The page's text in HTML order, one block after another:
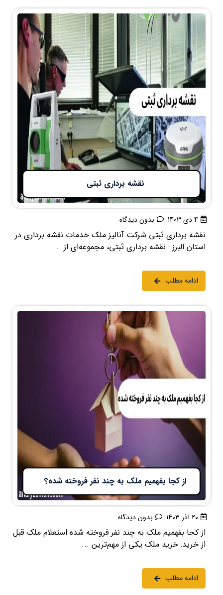
نقشه برداری ثبتی
4 دی 1403 بدون دیدگاه
نقشه برداری ثبتی شرکت آنالیز ملک خدمات نقشه برداری در
استان البرز : نقشه برداری ثبتی، مجموعه‌ای از ...
ادامه مطلب
از کجا بفهمیم ملک به چند نفر فروخته شده؟
20 آذر 1403 بدون دیدگاه
از کجا بفهمیم ملک به چند نفر فروخته شده استعلام ملک قبل
از خرید: خرید ملک یکی از مهم‌ترین ...
ادامه مطلب